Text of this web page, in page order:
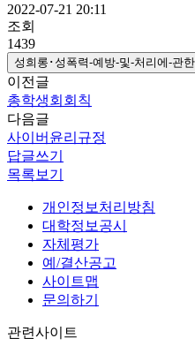
2022-07-21 20:11
조회
1439
성희롱･성폭력-예방-및-처리에-관
이전글
총학생회회칙
다음글
사이버윤리규정
답글쓰기
목록보기
개인정보처리방침
대학정보공시
자체평가
예/결산공고
사이트맵
문의하기
관련사이트